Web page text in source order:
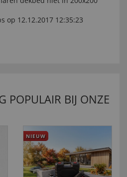
op 12.12.2017 12:35:23
POPULAIR BIJ ONZE
NIEUW